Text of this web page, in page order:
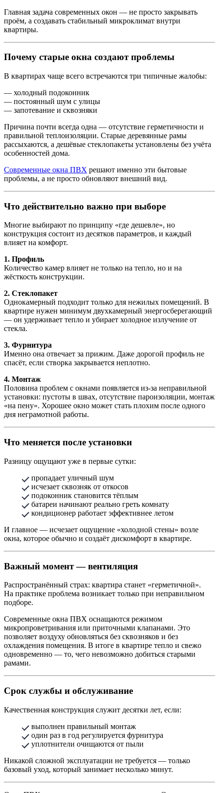
Главная задача современных окон — не просто закрывать
проём, а создавать стабильный микроклимат внутри
квартиры.
Почему старые окна создают проблемы
В квартирах чаще всего встречаются три типичные жалобы:
— холодный подоконник
— постоянный шум с улицы
— запотевание и сквозняки
Причина почти всегда одна — отсутствие герметичности и
правильной теплоизоляции. Старые деревянные рамы
рассыхаются, а дешёвые стеклопакеты установлены без учёта
особенностей дома.
Современные окна ПВХ решают именно эти бытовые
проблемы, а не просто обновляют внешний вид.
Что действительно важно при выборе
Многие выбирают по принципу «где дешевле», но
конструкция состоит из десятков параметров, и каждый
влияет на комфорт.
1. Профиль
Количество камер влияет не только на тепло, но и на
жёсткость конструкции.
2. Стеклопакет
Однокамерный подходит только для нежилых помещений. В
квартире нужен минимум двухкамерный энергосберегающий
— он удерживает тепло и убирает холодное излучение от
стекла.
3. Фурнитура
Именно она отвечает за прижим. Даже дорогой профиль не
спасёт, если створка закрывается неплотно.
4. Монтаж
Половина проблем с окнами появляется из-за неправильной
установки: пустоты в швах, отсутствие пароизоляции, монтаж
«на пену». Хорошее окно может стать плохим после одного
дня неграмотной работы.
Что меняется после установки
Разницу ощущают уже в первые сутки:
пропадает уличный шум
исчезает сквозняк от откосов
подоконник становится тёплым
батареи начинают реально греть комнату
кондиционер работает эффективнее летом
И главное — исчезает ощущение «холодной стены» возле
окна, которое обычно и создаёт дискомфорт в квартире.
Важный момент — вентиляция
Распространённый страх: квартира станет «герметичной».
На практике проблема возникает только при неправильном
подборе.
Современные окна ПВХ оснащаются режимом
микропроветривания или приточными клапанами. Это
позволяет воздуху обновляться без сквозняков и без
охлаждения помещения. В итоге в квартире тепло и свежо
одновременно — то, чего невозможно добиться старыми
рамами.
Срок службы и обслуживание
Качественная конструкция служит десятки лет, если:
выполнен правильный монтаж
один раз в год регулируется фурнитура
уплотнители очищаются от пыли
Никакой сложной эксплуатации не требуется — только
базовый уход, который занимает несколько минут.